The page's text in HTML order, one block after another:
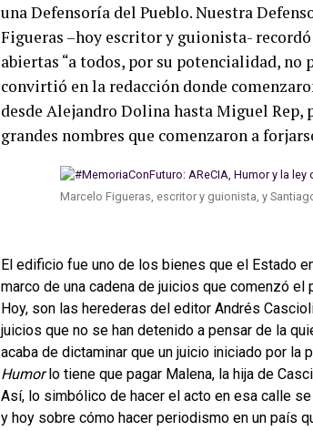
una Defensoría del Pueblo. Nuestra
Figueras –hoy escritor y guionista-
abiertas “a todos, por su potencialidad, no
convirtió en la redacción donde
desde Alejandro Dolina hasta Miguel
grandes nombres que comenzaron a
Marcelo Figueras, escritor y guionista, y
El edificio fue uno de los bienes que el Estado
marco de una cadena de juicios que comenzó
Hoy, son las herederas del editor Andrés
juicios que no se han detenido a pensar de la
acaba de dictaminar que un juicio iniciado por
Humorlo tiene que pagar Malena, la hija de
Así, lo simbólico de hacer el acto en esa calle
y hoy sobre cómo hacer periodismo en un país